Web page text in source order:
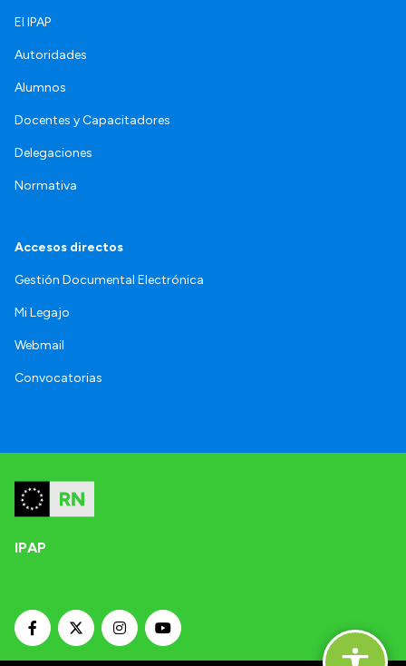
El IPAP
Autoridades
Alumnos
Docentes y Capacitadores
Delegaciones
Normativa
Accesos directos
Gestión Documental Electrónica
Mi Legajo
Webmail
Convocatorias
IPAP